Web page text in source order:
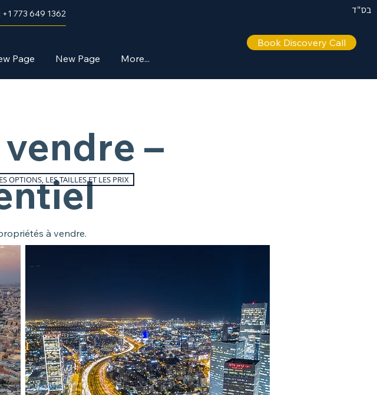
בס"ד 773 649 1362
Page New Page More...
Book Discovery Call
–
à vendre.
OPTIONS, LES TAILLES ET LES PRIX